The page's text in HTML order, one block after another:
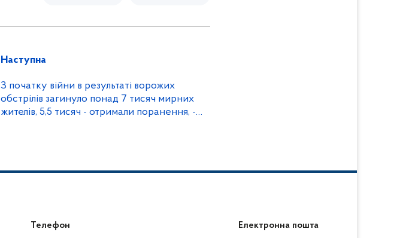
Наступна
З початку війни в результаті ворожих
обстрілів загинуло понад 7 тисяч мирних
жителів, 5,5 тисяч - отримали поранення, -
Телефон
Електронна пошта